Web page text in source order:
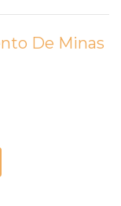
De Minas